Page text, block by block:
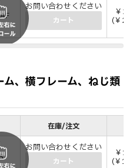
お問い合わせください
カート
￥
(￥
、横フレーム、ねじ類
在庫/注文
お問い合わせください
カート
￥
(￥